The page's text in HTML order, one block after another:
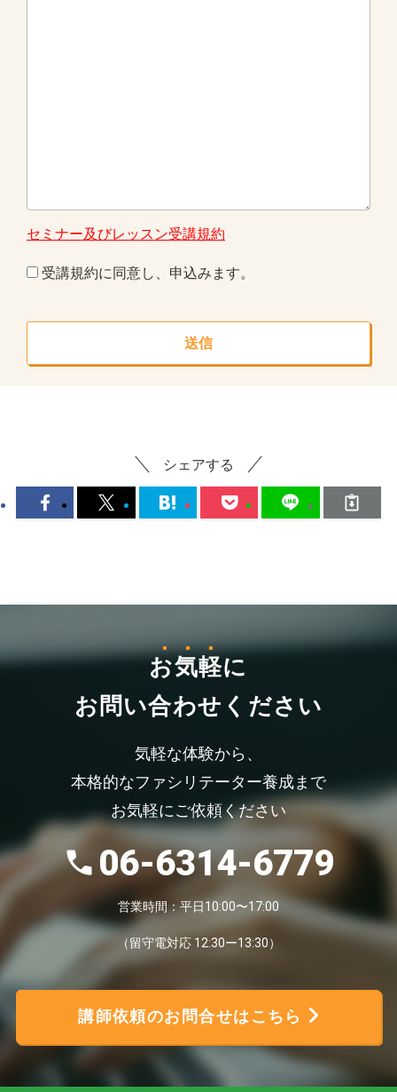
セミナー及びレッスン受講規約
受講規約に同意し、申込みます。
シェアする
お気軽に
お問い合わせください
気軽な体験から、
本格的なファシリテーター養成まで
お気軽にご依頼ください
06-6314-6779
営業時間：平日10:00〜17:00
（留守電対応 12:30ー13:30）
講師依頼のお問合せはこちら